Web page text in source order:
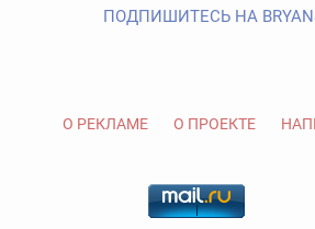
ПОДПИШИТЕСЬ НА
О РЕКЛАМЕ О ПРОЕКТЕ